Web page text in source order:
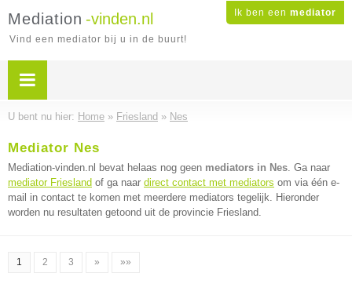
Ik ben een mediator
Mediation -vinden.nl
Vind een mediator bij u in de buurt!
U bent nu hier: Home » Friesland » Nes
Mediator Nes
Mediation-vinden.nl bevat helaas nog geen mediators in Nes. Ga naar
mediator Friesland of ga naar direct contact met mediators om via één e-
mail in contact te komen met meerdere mediators tegelijk. Hieronder
worden nu resultaten getoond uit de provincie Friesland.
1 2 3 » »»